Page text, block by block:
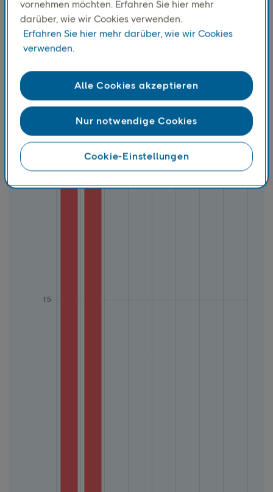
vornehmen möchten. Erfahren Sie hier mehr
darüber, wie wir Cookies verwenden.
Erfahren Sie hier mehr darüber, wie wir Cookies
verwenden.
Cookie-Einstellungen
Nur notwendige Cookies
Alle Cookies akzeptieren